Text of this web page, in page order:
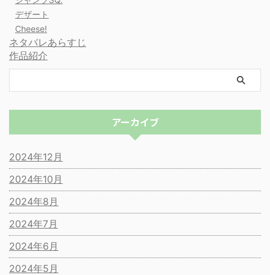
デザート
Cheese!
ネタバレあらすじ
作品紹介
アーカイブ
2024年12月
2024年10月
2024年8月
2024年7月
2024年6月
2024年5月